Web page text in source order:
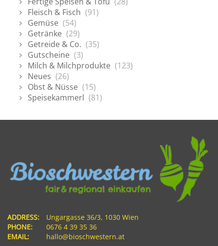
Fleisch & Fisch (91)
Gemüse (54)
Getränke (29)
Getreide & Co. (35)
Gutscheine (3)
Milch & Milchprodukte (123)
Neues (26)
Obst & Nüsse (15)
Speisekammerl (81)
ADDRESS:
Ungargasse 36/3, 1030 Wien
PHONE:
0676 4 39 35 36
EMAIL:
hallo@bioschwestern.at